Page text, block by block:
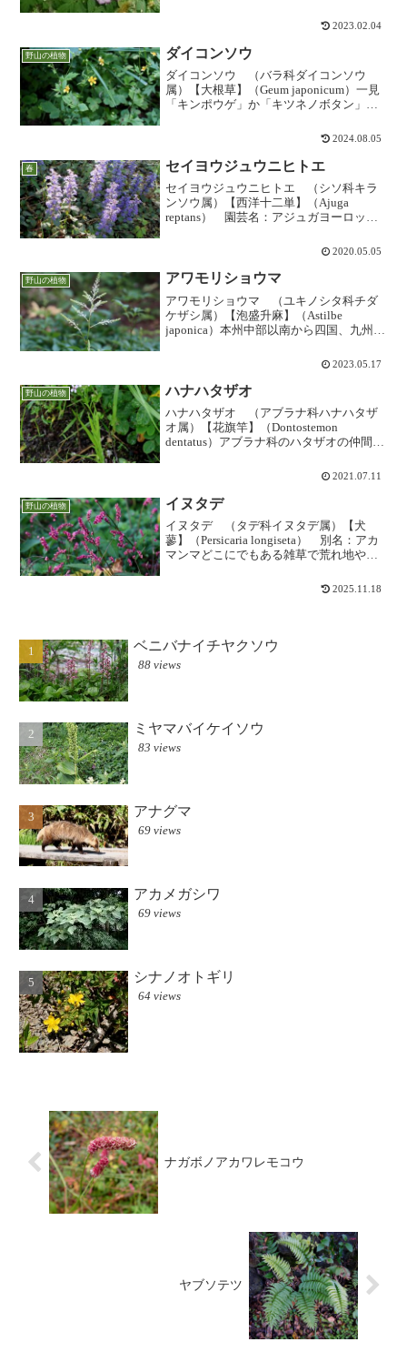
る富士箱根地区に分布が限られ、いわゆ
れる。山...
2023.02.04
野山の植物 ダイコンソウ
ダイコンソウ （バラ科ダイコンソウ
属）【大根草】（Geum japonicum）一見
「キンポウゲ」か「キツネノボタン」に
で、山地の林下や沢沿いに咲きます。実
にやや似てい...
2024.08.05
春 セイヨウジュウニヒトエ
セイヨウジュウニヒトエ （シソ科キラ
ンソウ属）【西洋十二単】（Ajuga
reptans） 園芸名：アジュガヨーロッパ
エ」です。日本の「ジュウニヒトエジュ
人気があります。...
2020.05.05
野山の植物 アワモリショウマ
アワモリショウマ （ユキノシタ科チダ
ケザシ属）【泡盛升麻】（Astilbe
japonica）本州中部以南から四国、九州に
とも多い種類です。葉は硬質な感じの3出
複葉で、楕円形で尖った鋸歯があり、茎
には腺毛...
2023.05.17
野山の植物 ハナハタザオ
ハナハタザオ （アブラナ科ハナハタザ
オ属）【花旗竿】（Dontostemon
dentatus）アブラナ科のハタザオの仲間で
せる希少種です。茨城県の国営ひたち海
名ですが...
2021.07.11
野山の植物 イヌタデ
イヌタデ （タデ科イヌタデ属）【犬
蓼】（Persicaria longiseta） 別名：アカ
マンマどこにでもある雑草で荒れ地や湿
高いところの草地にも見られます。托葉
2025.11.18
ベニバナイチヤクソウ
88 views
ミヤマバイケイソウ
83 views
アナグマ
69 views
アカメガシワ
69 views
シナノオトギリ
64 views
ナガボノアカワレモコウ
ヤブソテツ